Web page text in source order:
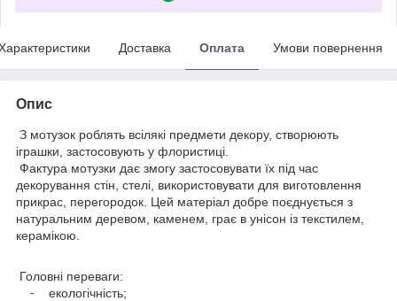
Доставка Оплата Умови повернення
Опис
З мотузок роблять всілякі предмети декору, створюють
іграшки, застосовують у флористиці.
Фактура мотузки дає змогу застосовувати їх під час
декорування стін, стелі, використовувати для виготовлення
прикрас, перегородок. Цей матеріал добре поєднується з
натуральним деревом, каменем, грає в унісон із текстилем,
керамікою.
Головні переваги:
⁃ екологічність;